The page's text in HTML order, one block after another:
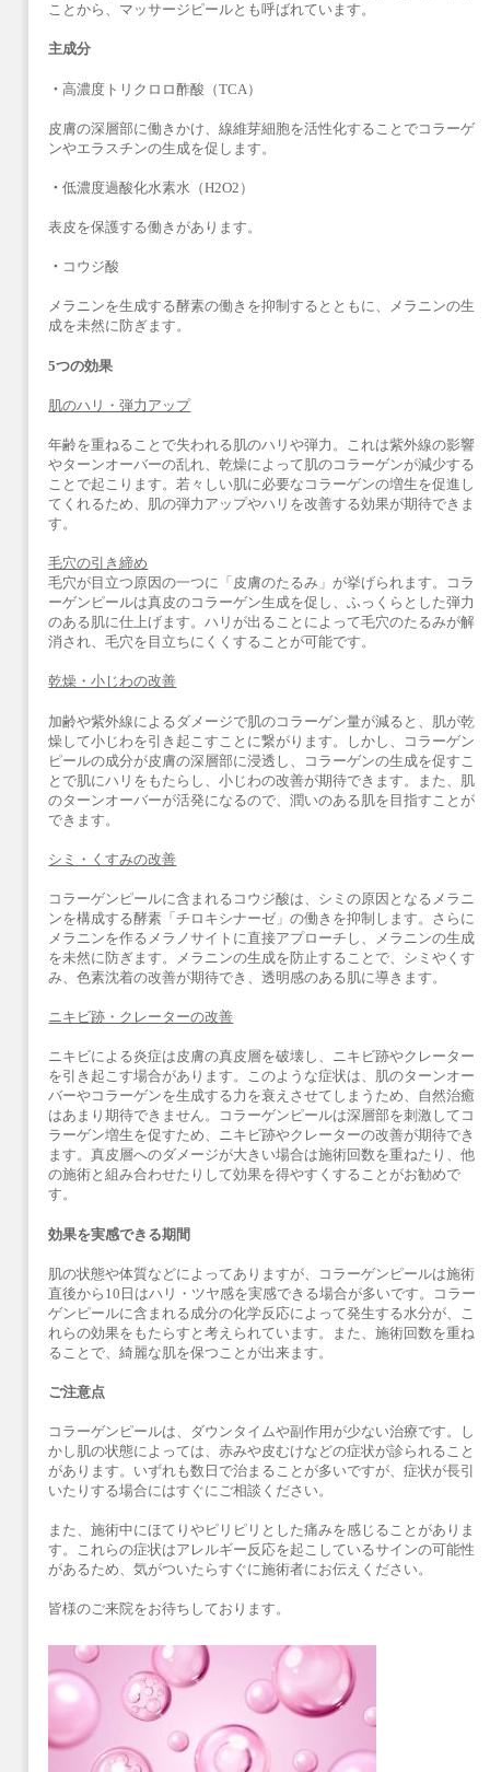
ことから、マッサージピールとも呼ばれています。
主成分
・高濃度トリクロロ酢酸（TCA）
皮膚の深層部に働きかけ、線維芽細胞を活性化することでコラーゲ
ンやエラスチンの生成を促します。
・低濃度過酸化水素水（H2O2）
表皮を保護する働きがあります。
・ コウジ酸
メラニンを生成する酵素の働きを抑制するとともに、メラニンの生
成を未然に防ぎます。
5つの効果
肌のハリ・弾力アップ
年齢を重ねることで失われる肌のハリや弾力。これは紫外線の影響
やターンオーバーの乱れ、乾燥によって肌のコラーゲンが減少する
ことで起こります。若々しい肌に必要なコラーゲンの増生を促進し
てくれるため、肌の弾力アップやハリを改善する効果が期待できま
す。
毛穴の引き締め
毛穴が目立つ原因の一つに「皮膚のたるみ」が挙げられます。コラ
ーゲンピールは真皮のコラーゲン生成を促し、ふっくらとした弾力
のある肌に仕上げます。ハリが出ることによって毛穴のたるみが解
消され、毛穴を目立ちにくくすることが可能です。
乾燥・小じわの改善
加齢や紫外線によるダメージで肌のコラーゲン量が減ると、肌が乾
燥して小じわを引き起こすことに繋がります。しかし、コラーゲン
ピールの成分が皮膚の深層部に浸透し、コラーゲンの生成を促すこ
とで肌にハリをもたらし、小じわの改善が期待できます。また、肌
のターンオーバーが活発になるので、潤いのある肌を目指すことが
できます。
シミ・くすみの改善
コラーゲンピールに含まれるコウジ酸は、シミの原因となるメラニ
ンを構成する酵素「チロキシナーゼ」の働きを抑制します。さらに
メラニンを作るメラノサイトに直接アプローチし、メラニンの生成
を未然に防ぎます。メラニンの生成を防止することで、シミやくす
み、色素沈着の改善が期待でき、透明感のある肌に導きます。
ニキビ跡・クレーターの改善
ニキビによる炎症は皮膚の真皮層を破壊し、ニキビ跡やクレーター
を引き起こす場合があります。このような症状は、肌のターンオー
バーやコラーゲンを生成する力を衰えさせてしまうため、自然治癒
はあまり期待できません。コラーゲンピールは深層部を刺激してコ
ラーゲン増生を促すため、ニキビ跡やクレーターの改善が期待でき
ます。真皮層へのダメージが大きい場合は施術回数を重ねたり、他
の施術と組み合わせたりして効果を得やすくすることがお勧めで
す。
効果を実感できる期間
肌の状態や体質などによってありますが、コラーゲンピールは施術
直後から10日はハリ・ツヤ感を実感できる場合が多いです。コラー
ゲンピールに含まれる成分の化学反応によって発生する水分が、こ
れらの効果をもたらすと考えられています。また、施術回数を重ね
ることで、綺麗な肌を保つことが出来ます。
ご注意点
コラーゲンピールは、ダウンタイムや副作用が少ない治療です。し
かし肌の状態によっては、赤みや皮むけなどの症状が診られること
があります。いずれも数日で治まることが多いですが、症状が長引
いたりする場合にはすぐにご相談ください。
また、施術中にほてりやピリピリとした痛みを感じることがありま
す。これらの症状はアレルギー反応を起こしているサインの可能性
があるため、気がついたらすぐに施術者にお伝えください。
皆様のご来院をお待ちしております。